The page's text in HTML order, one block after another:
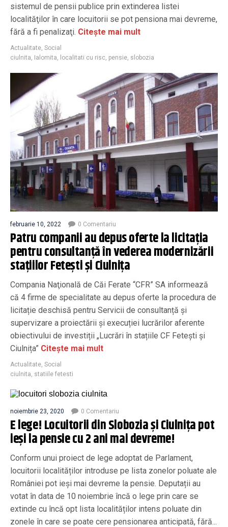
sistemul de pensii publice prin extinderea listei
localităţilor în care locuitorii se pot pensiona mai devreme,
fără a fi penalizaţi. Citește mai mult
Actualitate, Social
ciulnita, Ialomita, localitati cu risc, pensie, slobozia
februarie 10, 2022 0 Comentariu
Patru companii au depus oferte la licitația
pentru consultanță în vederea modernizării
stațiilor Fetești și Ciulnița
Compania Naţională de Căi Ferate “CFR” SA informează
că 4 firme de specialitate au depus oferte la procedura de
licitație deschisă pentru Servicii de consultanță și
supervizare a proiectării și execuției lucrărilor aferente
obiectivului de investiții „Lucrări în stațiile CF Fetești și
Ciulnița” Citește mai mult
Actualitate, Social
ciulnita, statiile fetesti
noiembrie 23, 2020 0 Comentariu
E lege! Locuitorii din Slobozia și Ciulnița pot
ieși la pensie cu 2 ani mai devreme!
Conform unui proiect de lege adoptat de Parlament,
locuitorii localităților introduse pe lista zonelor poluate ale
României pot ieși mai devreme la pensie. Deputații au
votat în data de 10 noiembrie încă o lege prin care se
extinde cu încă opt lista localităților intens poluate din
zonele în care se poate cere pensionarea anticipată, fără...